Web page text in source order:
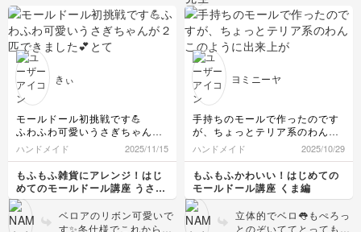
ワができてしまったので、綿を
入れたら解消されることを願い
ます…(^_^;)笑
きぃ
モールドール初挑戦です💪
ふわふわ可愛いうさぎちゃんが
２匹できました💕とてもわかり
やすい説明でサクサク作れて楽
しかったです✨好みのモールを
見つけられたらまた増やしたい
と思います。
ハンドメイド 2025/11/15
もふもふ雑貨にアレンジ！はじ
めてのモールドール講座 うさぎ
編
ベロアのリボン可愛いで
す✨冬仕様でこれからの
ヨミニーヤ
手持ちのモールで作ったのです
が、ちょっとテリア系のわんこ
のように出来上がってしまいま
した。樹脂粘土で作ったベロを
つけましたので余計に犬っぽい
のかな
でも可愛く出来ました。
ハンドメイド 2025/10/29
もふもふかわいい！はじめての
モールドール講座 くま編
立体的でベロ👅もぺろっ
とのぞいててとっても可